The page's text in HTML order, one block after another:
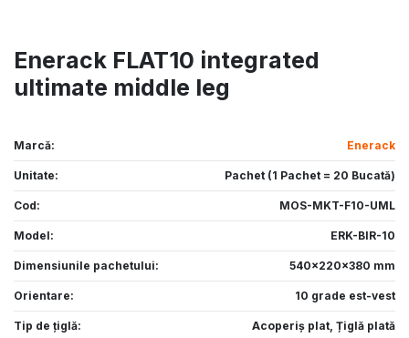
Enerack FLAT10 integrated
ultimate middle leg
Marcă: Enerack
Unitate: Pachet (1 Pachet = 20 Bucată )
Cod: MOS-MKT-F10-UML
Model: ERK-BIR-10
Dimensiunile pachetului: 540x220x380 mm
Orientare: 10 grade est-vest
Tip de țiglă: Acoperiș plat, Țiglă plată